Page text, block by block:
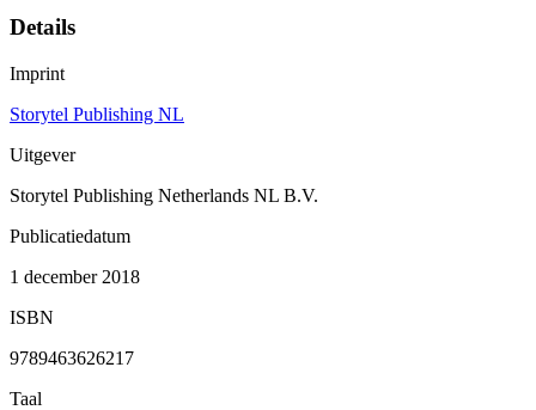
Details
Imprint
Storytel Publishing NL
Uitgever
Storytel Publishing Netherlands NL B.V.
Publicatiedatum
1 december 2018
ISBN
9789463626217
Taal